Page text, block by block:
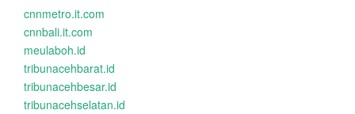
cnnmetro.it.com
cnnbali.it.com
meulaboh.id
tribunacehbarat.id
tribunacehbesar.id
tribunacehselatan.id